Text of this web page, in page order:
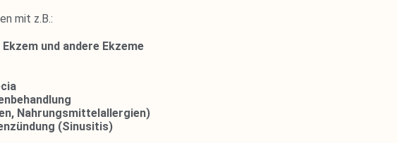
mit z.B.:
und andere Ekzeme
Nahrungsmittelallergien)
(Sinusitis)